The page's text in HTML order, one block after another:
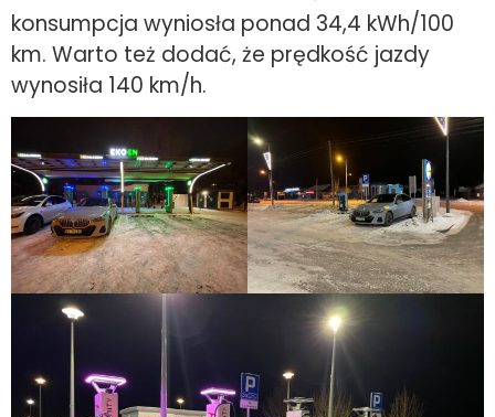
konsumpcja wyniosła ponad 34,4 kWh/100
km. Warto też dodać, że prędkość jazdy
wynosiła 140 km/h.